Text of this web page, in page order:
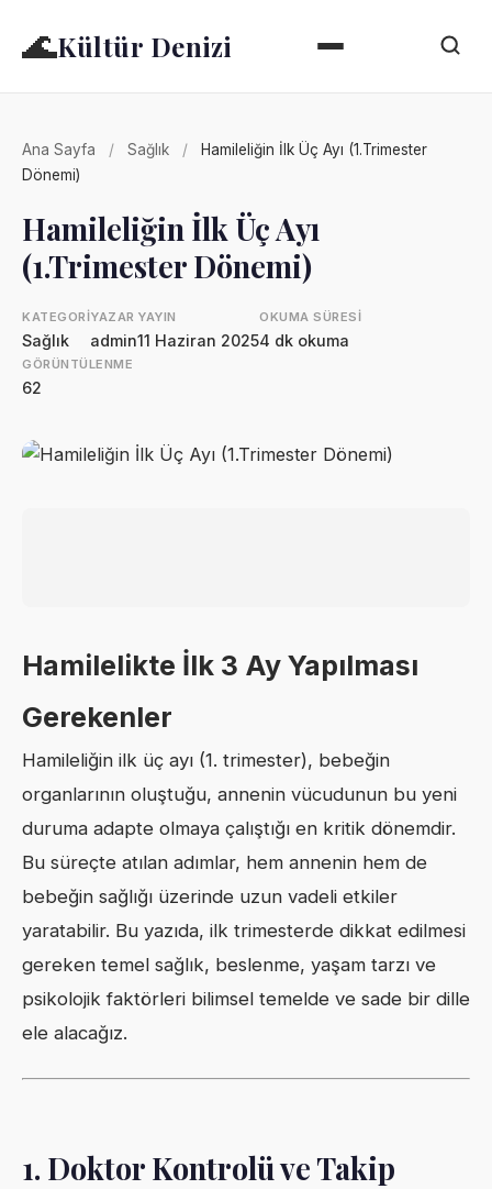
🌊Kültür Denizi
Ana Sayfa / Sağlık /
Hamileliğin İlk Üç Ayı (1.Trimester
Dönemi)
Hamileliğin İlk Üç Ayı
(1.Trimester Dönemi)
KATEGORI
Sağlık
YAZAR
admin
YAYIN
11 Haziran 2025
OKUMA SÜRESI
4 dk okuma
GÖRÜNTÜLENME
62
Hamilelikte İlk 3 Ay Yapılması
Gerekenler
Hamileliğin ilk üç ayı (1. trimester), bebeğin
organlarının oluştuğu, annenin vücudunun bu yeni
duruma adapte olmaya çalıştığı en kritik dönemdir.
Bu süreçte atılan adımlar, hem annenin hem de
bebeğin sağlığı üzerinde uzun vadeli etkiler
yaratabilir. Bu yazıda, ilk trimesterde dikkat edilmesi
gereken temel sağlık, beslenme, yaşam tarzı ve
psikolojik faktörleri bilimsel temelde ve sade bir dille
ele alacağız.
1. Doktor Kontrolü ve Takip